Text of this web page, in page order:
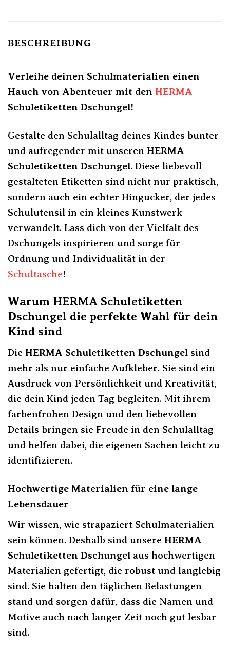
BESCHREIBUNG
Verleihe deinen Schulmaterialien einen
Hauch von Abenteuer mit den HERMA
Schuletiketten Dschungel!
Gestalte den Schulalltag deines Kindes bunter
und aufregender mit unseren HERMA
Schuletiketten Dschungel. Diese liebevoll
gestalteten Etiketten sind nicht nur praktisch,
sondern auch ein echter Hingucker, der jedes
Schulutensil in ein kleines Kunstwerk
verwandelt. Lass dich von der Vielfalt des
Dschungels inspirieren und sorge für
Ordnung und Individualität in der
Schultasche!
Warum HERMA Schuletiketten
Dschungel die perfekte Wahl für dein
Kind sind
Die HERMA Schuletiketten Dschungel sind
mehr als nur einfache Aufkleber. Sie sind ein
Ausdruck von Persönlichkeit und Kreativität,
die dein Kind jeden Tag begleiten. Mit ihrem
farbenfrohen Design und den liebevollen
Details bringen sie Freude in den Schulalltag
und helfen dabei, die eigenen Sachen leicht zu
identifizieren.
Hochwertige Materialien für eine lange
Lebensdauer
Wir wissen, wie strapaziert Schulmaterialien
sein können. Deshalb sind unsere HERMA
Schuletiketten Dschungel aus hochwertigen
Materialien gefertigt, die robust und langlebig
sind. Sie halten den täglichen Belastungen
stand und sorgen dafür, dass die Namen und
Motive auch nach langer Zeit noch gut lesbar
sind.